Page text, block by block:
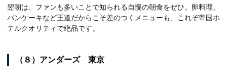
翌朝は、ファンも多いことで知られる自慢の朝食をぜひ。卵料理、
パンケーキなど王道だからこそ差のつくメニューも、これぞ帝国ホ
テルクオリティで絶品です。
（８）アンダーズ 東京